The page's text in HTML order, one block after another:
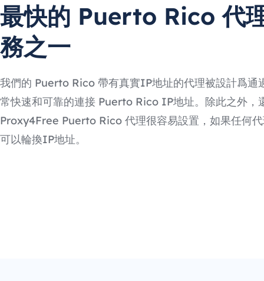
最快的 Puerto Rico 代
務之一
我們的 Puerto Rico 帶有真實IP地址的代理被設計爲通
常快速和可靠的連接 Puerto Rico IP地址。除此之外，
Proxy4Free Puerto Rico 代理很容易設置，如果任何
可以輪換IP地址。